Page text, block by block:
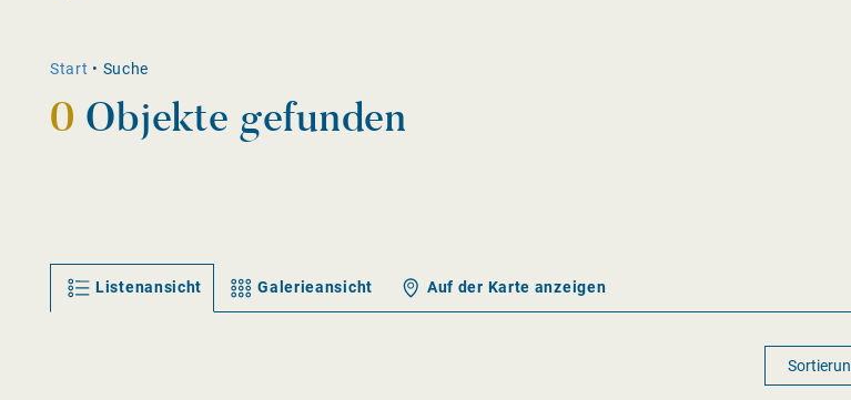
Start • Suche
0 Objekte gefunden
Listenansicht Galerieansicht Auf der Karte anzeigen